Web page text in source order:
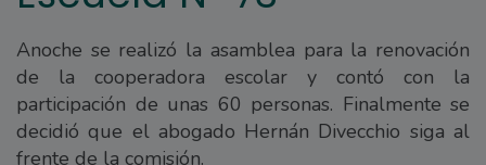
Anoche se realizó la asamblea para la renovación
de la cooperadora escolar y contó con la
participación de unas 60 personas. Finalmente se
decidió que el abogado Hernán Divecchio siga al
frente de la comisión.